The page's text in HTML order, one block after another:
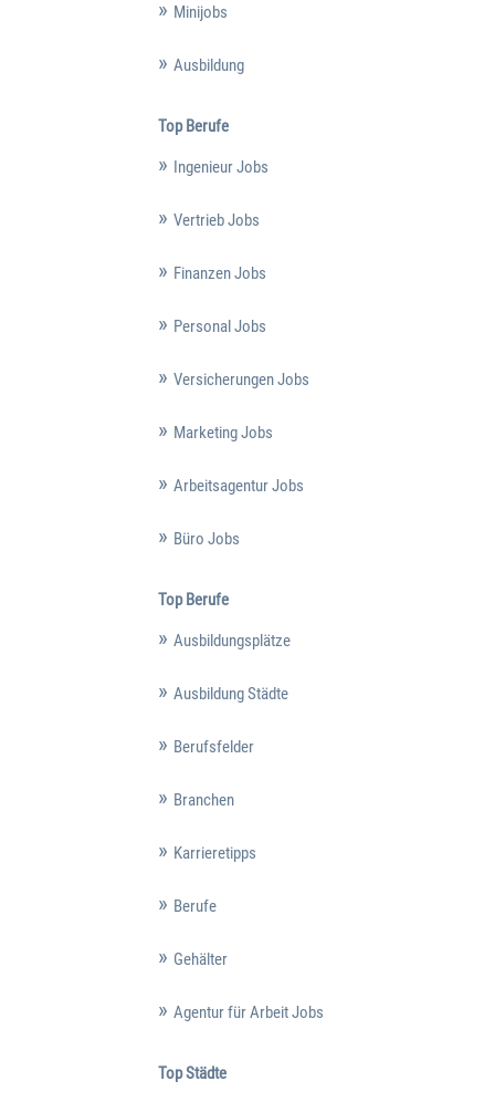
Minijobs
Ausbildung
Top Berufe
Ingenieur Jobs
Vertrieb Jobs
Finanzen Jobs
Personal Jobs
Versicherungen Jobs
Marketing Jobs
Arbeitsagentur Jobs
Büro Jobs
Top Berufe
Ausbildungsplätze
Ausbildung Städte
Berufsfelder
Branchen
Karrieretipps
Berufe
Gehälter
Agentur für Arbeit Jobs
Top Städte